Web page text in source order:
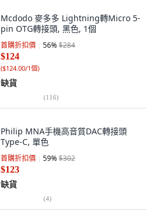
Mcdodo 麥多多 Lightning轉Micro 5-
pin OTG轉接頭, 黑色, 1個
首購折扣價 56%$284
$124
($124.00/1個)
缺貨
(116)
Philip MNA手機高音質DAC轉接頭
Type-C, 單色
首購折扣價 59%$302
$123
缺貨
(4)